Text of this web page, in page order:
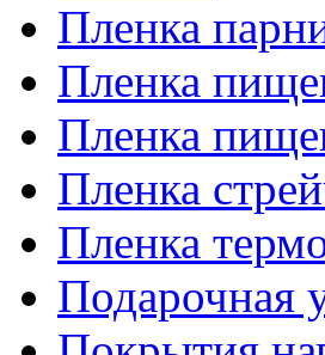
Пленка
Пленка
Пленка
Пленка
Пленка
Подарочная